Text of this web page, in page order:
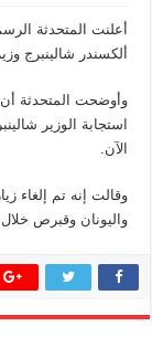
أعلنت المتحدثة
ألكسندر شالينبرج
وأوضحت المتحدثة
استجابة الوزير
الآن.
وقالت إنه تم إلغاء
واليونان وقبرص خلال